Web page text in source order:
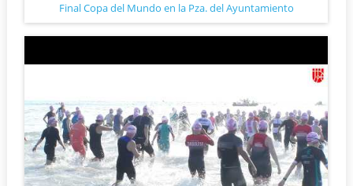
Final Copa del Mundo en la Pza. del Ayuntamiento